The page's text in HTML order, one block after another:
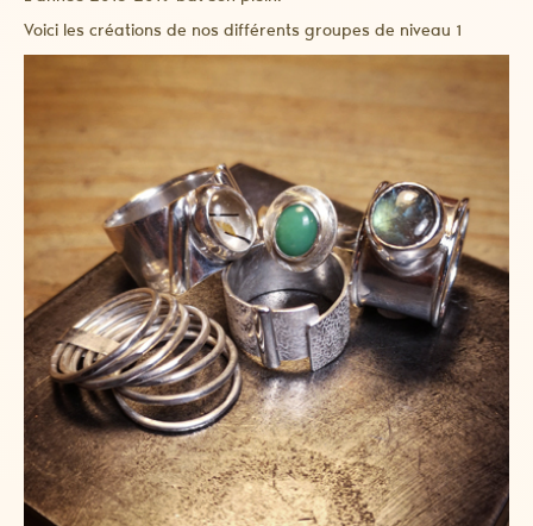
Voici les créations de nos différents groupes de niveau 1